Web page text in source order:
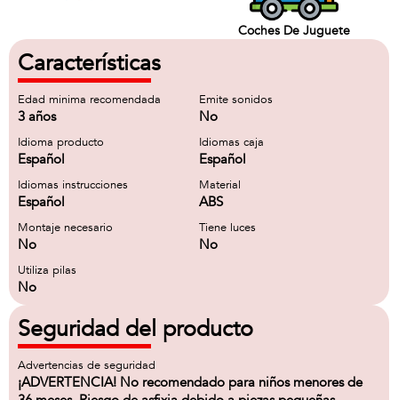
Coches De Juguete
Características
Edad minima recomendada
3 años
Emite sonidos
No
Idioma producto
Español
Idiomas caja
Español
Idiomas instrucciones
Español
Material
ABS
Montaje necesario
No
Tiene luces
No
Utiliza pilas
No
Seguridad del producto
Advertencias de seguridad
¡ADVERTENCIA! No recomendado para niños menores de